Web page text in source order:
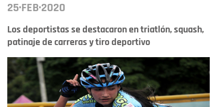
25·FEB·2020
Los deportistas se destacaron en triatlón, squash,
patinaje de carreras y tiro deportivo